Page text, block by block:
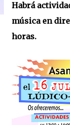
Habrá
música en
horas.